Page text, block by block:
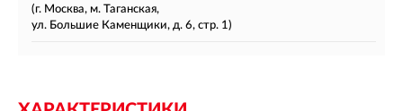
(г. Москва, м. Таганская,
ул. Большие Каменщики, д. 6, стр. 1)